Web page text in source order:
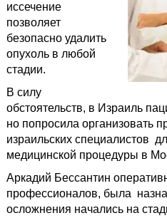
иссечение
позволяет
безопасно удалить
опухоль в любой
стадии.
В силу
обстоятельств, в Израиль
но попросила организовать
израильских специалистов
медицинской процедуры в
Аркадий Бессантин
профессионалов, была
осложнения начались на